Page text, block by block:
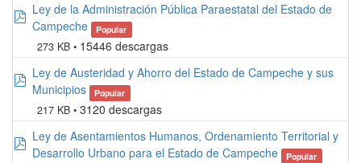
pdf
Ley de la Administración Pública Paraestatal del Estado de
Campeche
Popular
273 KB 15446 descargas
pdf
Ley de Austeridad y Ahorro del Estado de Campeche y sus
Municipios
Popular
217 KB 3120 descargas
pdf
Ley de Asentamientos Humanos, Ordenamiento Territorial y
Desarrollo Urbano para el Estado de Campeche
Popular